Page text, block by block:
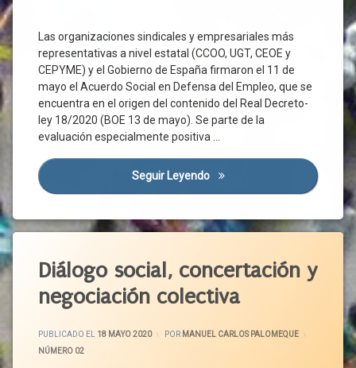
Las organizaciones sindicales y empresariales más
representativas a nivel estatal (CCOO, UGT, CEOE y
CEPYME) y el Gobierno de España firmaron el 11 de
mayo el Acuerdo Social en Defensa del Empleo, que se
encuentra en el origen del contenido del Real Decreto-
ley 18/2020 (BOE 13 de mayo). Se parte de la
evaluación especialmente positiva …
Seguir Leyendo Semana De Acuerdos Y
Consejo
Del
Dialogo
Social
Coronavirus
Corredor
Atlántico
Covid-
19
Cultura
Empleo
ERTE
Familias
Normativa
Diálogo social, concertación y
negociación colectiva
PUBLICADO EL 18 MAYO 2020 POR MANUEL CARLOS PALOMEQUE
CATEGORÍAS:
NÚMERO 02
Acuerdo
Político
CCOO
CEPYME